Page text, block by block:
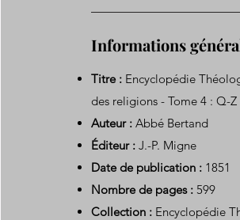
Informations
Titre : Encyclopédie
des religions - Tome 4 : Q-Z
Auteur : Abbé Bertand
Éditeur : J.-P. Migne
Date de publication : 1851
Nombre de pages : 599
Collection : Encyclopédie